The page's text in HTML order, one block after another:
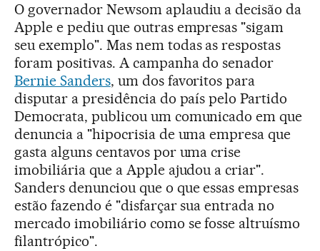
O governador Newsom aplaudiu a decisão da
Apple e pediu que outras empresas "sigam
seu exemplo". Mas nem todas as respostas
foram positivas. A campanha do senador
Bernie Sanders, um dos favoritos para
disputar a presidência do país pelo Partido
Democrata, publicou um comunicado em que
denuncia a "hipocrisia de uma empresa que
gasta alguns centavos por uma crise
imobiliária que a Apple ajudou a criar".
Sanders denunciou que o que essas empresas
estão fazendo é "disfarçar sua entrada no
mercado imobiliário como se fosse altruísmo
filantrópico".